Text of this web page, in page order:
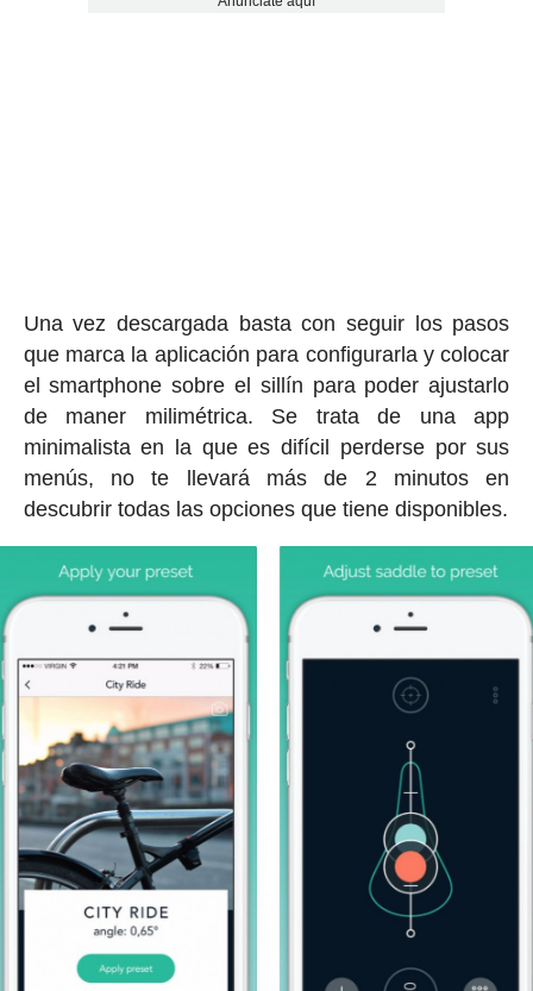
Una vez descargada basta con seguir los pasos
que marca la aplicación para configurarla y colocar
el smartphone sobre el sillín para poder ajustarlo
de maner milimétrica. Se trata de una app
minimalista en la que es difícil perderse por sus
menús, no te llevará más de 2 minutos en
descubrir todas las opciones que tiene disponibles.